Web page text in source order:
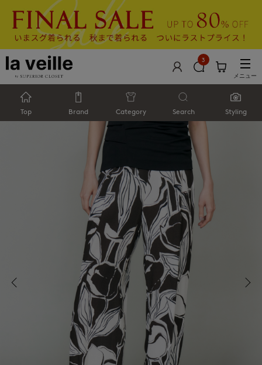
3
メニュー
Top Brand Category Search Styling